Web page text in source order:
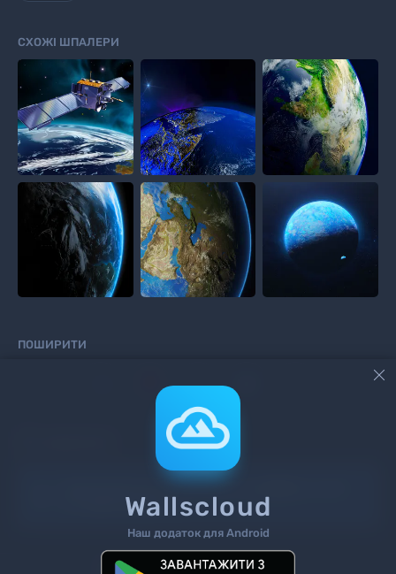
СХОЖІ ШПАЛЕРИ
ПОШИРИТИ
зареєструйтесь
Пошук Теги Контакти

Wallscloud
Наш додаток для Android